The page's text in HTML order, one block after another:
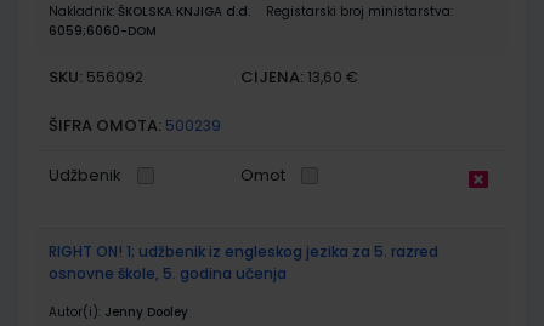
Nakladnik: ŠKOLSKA KNJIGA d.d.
Registarski broj ministarstva:
6059;6060-DOM
SKU: 556092 CIJENA: 13,60 €
ŠIFRA OMOTA: 500239
Udžbenik Omot
RIGHT ON! 1; udžbenik iz engleskog jezika za 5. razred
osnovne škole, 5. godina učenja
Autor(i): Jenny Dooley